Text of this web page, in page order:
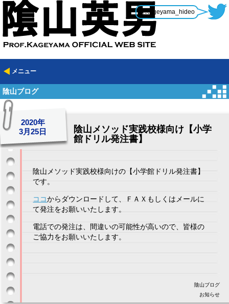
@Kageyama_hideo
メニュー
陰山ブログ
陰山メソッド実践校様向け【小学
館ドリル発注書】
2020年
3月25日
陰山メソッド実践校様向けの【小学館ドリル発注書】
です。
ココからダウンロードして、ＦＡＸもしくはメールに
て発注をお願いいたします。
電話での発注は、間違いの可能性が高いので、皆様の
ご協力をお願いいたします。
陰山ブログ
お知らせ